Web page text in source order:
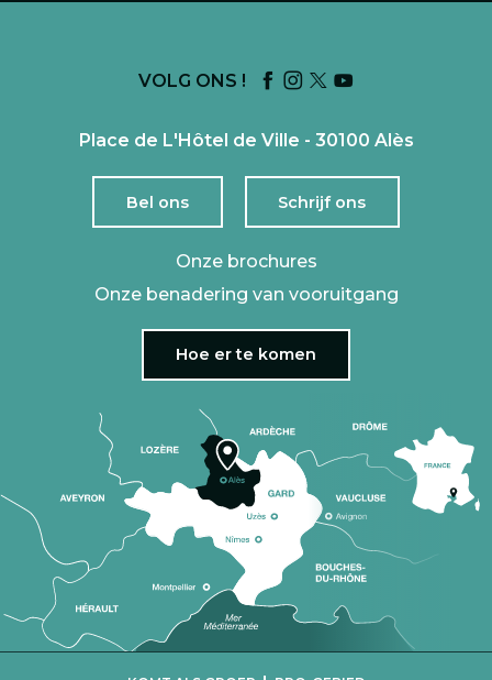
VOLG ONS !
Place de L'Hôtel de Ville - 30100 Alès
Bel ons Schrijf ons
Onze brochures
Onze benadering van vooruitgang
Hoe er te komen